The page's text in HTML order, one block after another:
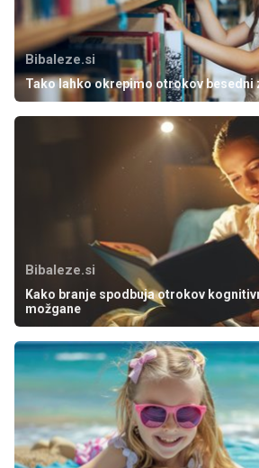
Bibaleze.si
Tako lahko okrepimo otrokov besedni
Bibaleze.si
Kako branje spodbuja otrokov
možgane